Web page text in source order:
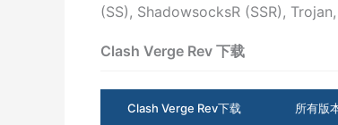
(SS), ShadowsocksR (SSR), Trojan,
Clash Verge Rev 下载
Clash Verge Rev下载 所有版